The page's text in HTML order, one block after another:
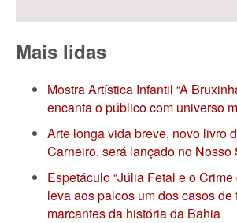
Mais lidas
Mostra Artística Infantil “A
encanta o público com universo
Arte longa vida breve, novo livro
Carneiro, será lançado no Nosso
Espetáculo “Júlia Fetal e o
leva aos palcos um dos casos
marcantes da história da Bahia